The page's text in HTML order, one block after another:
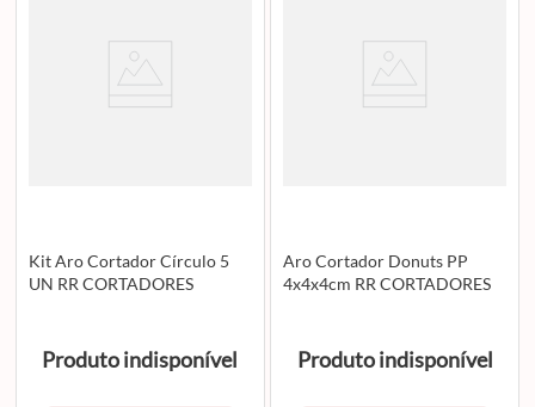
Kit Aro Cortador Círculo 5
UN RR CORTADORES
Produto indisponível
Aro Cortador Donuts PP
4x4x4cm RR CORTADORES
Produto indisponível